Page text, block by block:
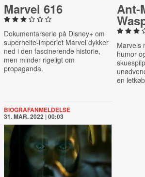
Marvel 616
Dokumentarserie på Disney+ om
superhelte-imperiet Marvel dykker
ned i den fascinerende historie,
men minder rigeligt om
propaganda.
Ant-
Marvels
humor
en
BIOGRAFANMELDELSE
31. MAR. 2022 | 00:03